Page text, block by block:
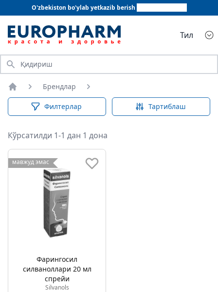
O'zbekiston bo'ylab yetkazib berish
Тил
Қидириш
Бош саҳифа
Брендлар
Филтерлар Тартиблаш
Кўрсатилди 1-1 дан 1 дона
мавжуд эмас
Фарингосил
силваноллари 20 мл
спрейи
Silvanols